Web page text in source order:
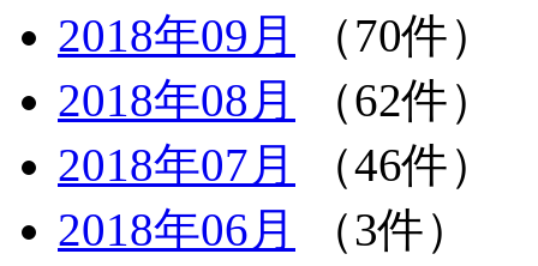
2018年09月
（70件）
2018年08月
（62件）
2018年07月
（46件）
2018年06月
（3件）